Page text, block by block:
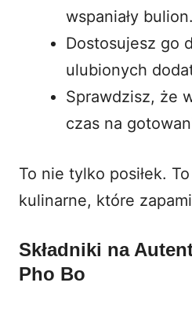
wspaniały bulion.
Dostosujesz go
ulubionych
Sprawdzisz, że
czas na
To nie tylko posiłek.
kulinarne, które
Składniki na
Pho Bo